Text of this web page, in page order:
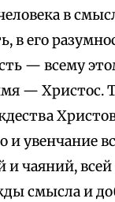
в
в его
— всему
— Христос.
и увенчание
и чаяний,
смысла и